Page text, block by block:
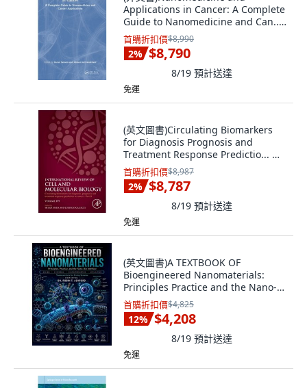
Applications in Cancer: A Complete
Guide to Nanomedicine and Can...
Hardcover, CRC Press, English
首購折扣價$8,990
2% $8,790
8/19 預計送達
免運
(英文圖書)Circulating Biomarkers
for Diagnosis Prognosis and
Treatment Response Predictio... 精
裝版, Academic Press, 英文
首購折扣價$8,987
2% $8,787
8/19 預計送達
免運
(英文圖書)A TEXTBOOK OF
Bioengineered Nanomaterials:
Principles Practice and the Nano-
Bi... 平裝版, Independently
Published, 英文
首購折扣價$4,825
12% $4,208
8/19 預計送達
免運